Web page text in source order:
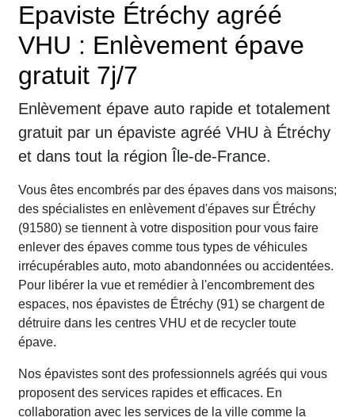
Epaviste Étréchy agréé
VHU : Enlèvement épave
gratuit 7j/7
Enlèvement épave auto rapide et totalement
gratuit par un épaviste agréé VHU à Étréchy
et dans tout la région Île-de-France.
Vous êtes encombrés par des épaves dans vos maisons;
des spécialistes en enlèvement d'épaves sur Étréchy
(91580) se tiennent à votre disposition pour vous faire
enlever des épaves comme tous types de véhicules
irrécupérables auto, moto abandonnées ou accidentées.
Pour libérer la vue et remédier à l'encombrement des
espaces, nos épavistes de Étréchy (91) se chargent de
détruire dans les centres VHU et de recycler toute
épave.
Nos épavistes sont des professionnels agréés qui vous
proposent des services rapides et efficaces. En
collaboration avec les services de la ville comme la